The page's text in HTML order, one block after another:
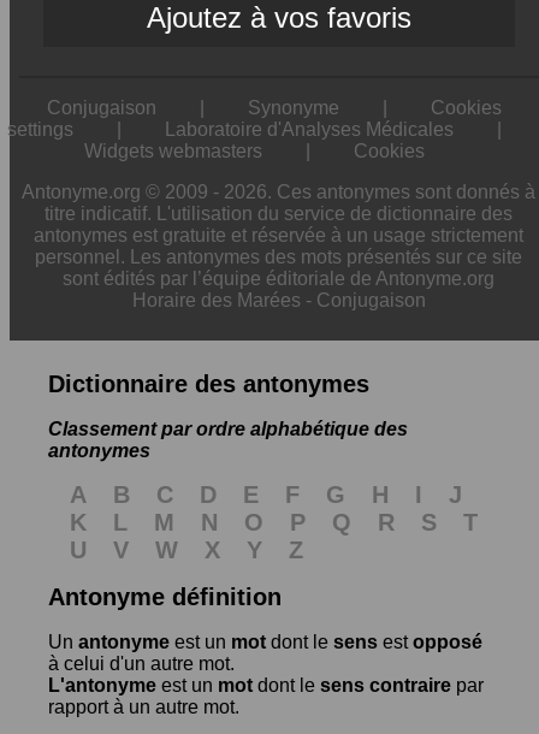
Ajoutez à vos favoris
Conjugaison Synonyme
Cookies
settings
Laboratoire d'Analyses Médicales
Widgets webmasters
Cookies
Antonyme.org © 2009 - 2026. Ces antonymes sont donnés à
titre indicatif. L'utilisation du service de dictionnaire des
antonymes est gratuite et réservée à un usage strictement
personnel. Les antonymes des mots présentés sur ce site
sont édités par l’équipe éditoriale de Antonyme.org
Horaire des Marées - Conjugaison
Dictionnaire des antonymes
Classement par ordre alphabétique des
antonymes
A B C D E F G H I
J
K
L M N O P Q R S
T
U
V W X Y
Z
Antonyme définition
Un antonyme est un mot dont le sens estopposé
à celui d'un autre mot.
L'antonyme est un mot dont le sens contraire par
rapport à un autre mot.